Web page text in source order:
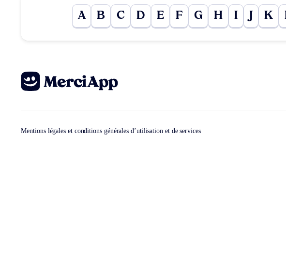
A B C D E F G H I K
Mentions légales et conditions générales d’utilisation et de services